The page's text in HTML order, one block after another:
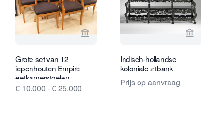
Bekijk verkoperspagina van Egbert
Grote set van 12
iepenhouten Empire
eetkamerstoelen
€ 10.000 - € 25.000
Bekijk
Indisch-hollandse
koloniale zitbank
Prijs op aanvraag